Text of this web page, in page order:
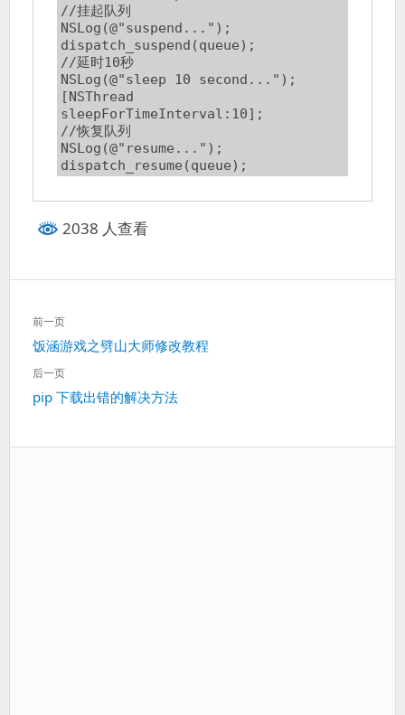
//挂起队列
NSLog(@"suspend...");
dispatch_suspend(queue);
//延时10秒
NSLog(@"sleep 10 second...");
[NSThread
sleepForTimeInterval:10];
//恢复队列
NSLog(@"resume...");
dispatch_resume(queue);
2038 人查看
文
章
导
航
前一页
上
一
篇：
饭涵游戏之劈山大师修改教程
后一页
下
pip 下载出错的解决方法